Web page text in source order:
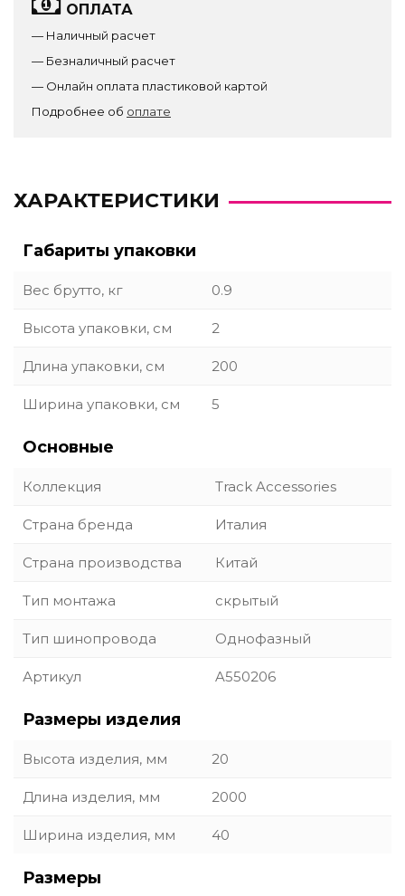
ОПЛАТА
— Наличный расчет
— Безналичный расчет
— Онлайн оплата пластиковой картой
Подробнее об оплате
ХАРАКТЕРИСТИКИ
Габариты упаковки
Вес брутто, кг 0.9
Высота упаковки, см 2
Длина упаковки, см 200
Ширина упаковки, см 5
Основные
Коллекция Track Accessories
Страна бренда Италия
Страна производства Китай
Тип монтажа скрытый
Тип шинопровода Однофазный
Артикул A550206
Размеры изделия
Высота изделия, мм 20
Длина изделия, мм 2000
Ширина изделия, мм 40
Размеры